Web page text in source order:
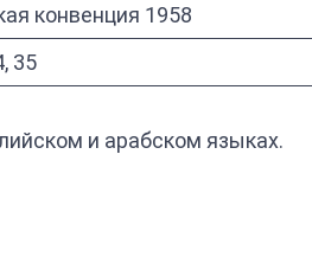
конвенция 1958
35
и арабском языках.